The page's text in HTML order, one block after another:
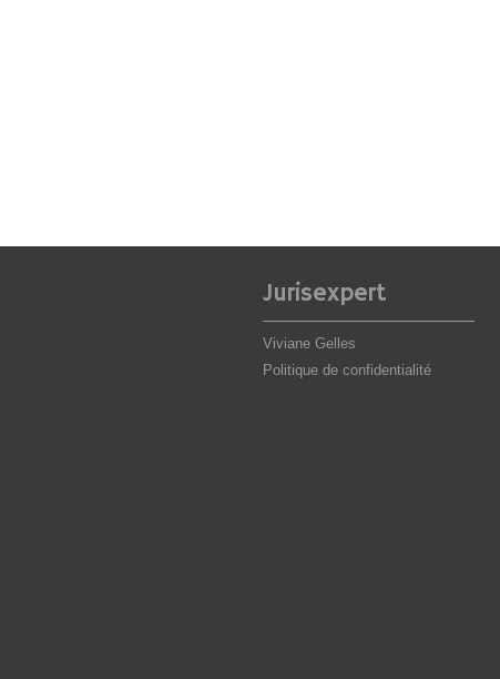
Jurisexpert
Viviane Gelles
Politique de confidentialité